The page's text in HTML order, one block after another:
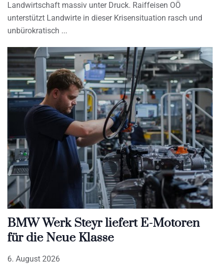
Landwirtschaft massiv unter Druck. Raiffeisen OÖ
unterstützt Landwirte in dieser Krisensituation rasch und
unbürokratisch
BMW Werk Steyr liefert E-Motoren
für die Neue Klasse
6. August 2026